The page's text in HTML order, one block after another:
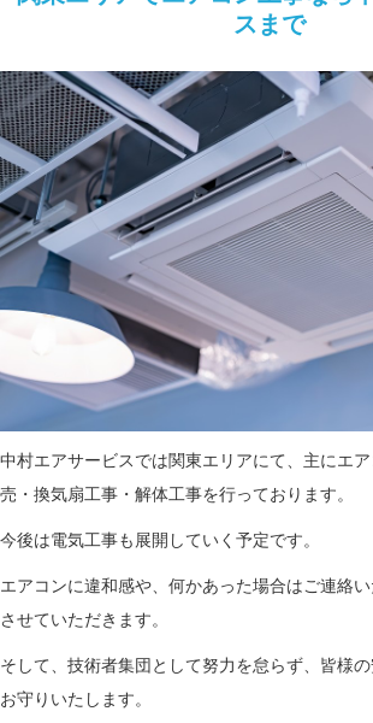
スまで
中村エアサービスでは関東エリアにて、主にエ
売・換気扇工事・解体工事を行っております。
今後は電気工事も展開していく予定です。
エアコンに違和感や、何かあった場合はご連絡
させていただきます。
そして、技術者集団として努力を怠らず、皆様
お守りいたします。